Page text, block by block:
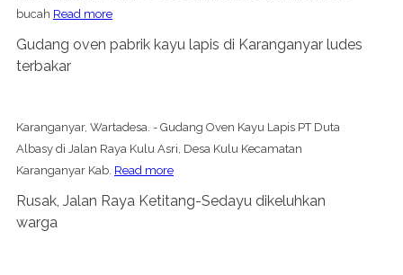
bucah Read more
Gudang oven pabrik kayu lapis di Karanganyar ludes
terbakar
Karanganyar, Wartadesa. - Gudang Oven Kayu Lapis PT Duta
Albasy di Jalan Raya Kulu Asri, Desa Kulu Kecamatan
Karanganyar Kab. Read more
Rusak, Jalan Raya Ketitang-Sedayu dikeluhkan
warga